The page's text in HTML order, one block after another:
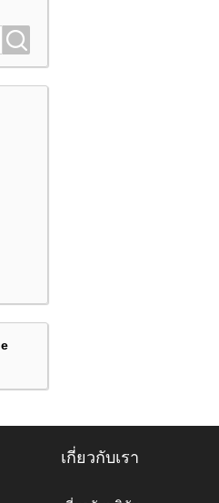
เกี่ยวกับเรา